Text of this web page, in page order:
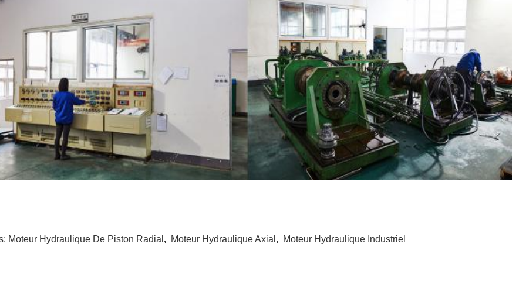
Moteur Hydraulique De Piston Radial , Moteur Hydraulique Axial , Moteur Hydraulique Industriel